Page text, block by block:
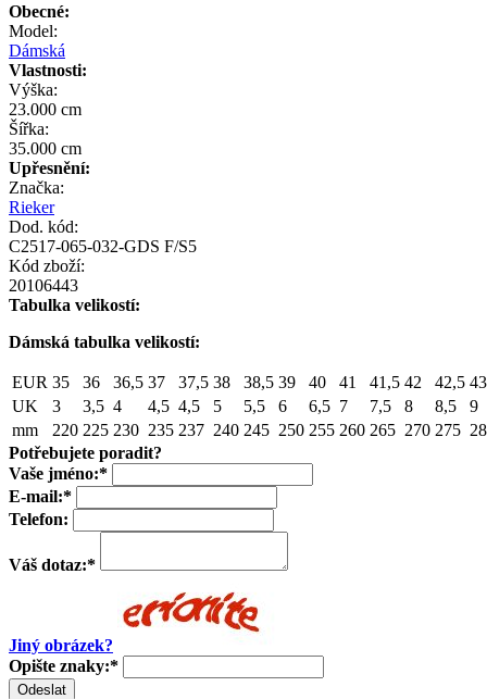
Obecné:
Model:
Dámská
Vlastnosti:
Výška:
23.000 cm
Šířka:
35.000 cm
Upřesnění:
Značka:
Rieker
Dod. kód:
C2517-065-032-GDS F/S5
Kód zboží:
20106443
Tabulka velikostí:
Dámská tabulka velikostí:
EUR 35 36 36,5 37 37,5 38 38,5 39 40 41 41,5 42 42,5 43
UK
3 3,5 4 4,5 4,5 5 5,5 6 6,5 7 7,5 8 8,5
9
mm
220 225 230 235 237 240 245 250 255 260 265 270 275
Potřebujete poradit?
Vaše jméno:*
E-mail:*
Telefon:
Váš dotaz:*
Jiný obrázek?
Opište znaky:*
Odeslat